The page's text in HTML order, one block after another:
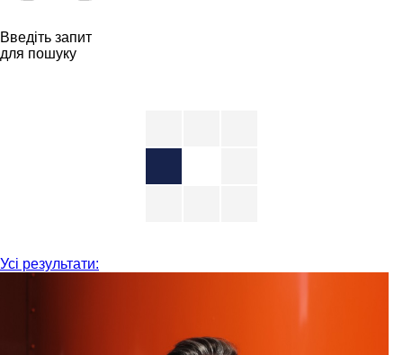
Введіть запит
для пошуку
Усі результати: